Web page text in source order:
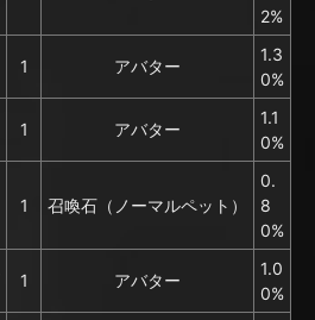
2%
1 アバター
1.3
0%
1 アバター
1.1
0%
1 召喚石（ノーマルペット）
0.
8
0%
1 アバター
1.0
0%